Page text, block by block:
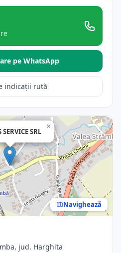
pe WhatsApp
indicații rută
SERVICE SRL
×
Navighează
jud. Harghita